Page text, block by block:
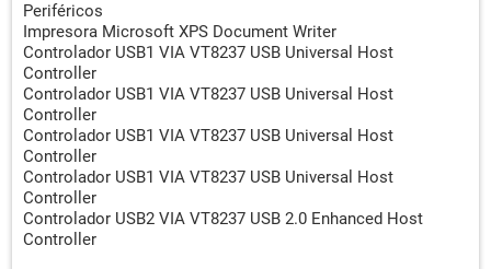
Periféricos
Impresora Microsoft XPS Document Writer
Controlador USB1 VIA VT8237 USB Universal Host
Controller
Controlador USB1 VIA VT8237 USB Universal Host
Controller
Controlador USB1 VIA VT8237 USB Universal Host
Controller
Controlador USB1 VIA VT8237 USB Universal Host
Controller
Controlador USB2 VIA VT8237 USB 2.0 Enhanced Host
Controller